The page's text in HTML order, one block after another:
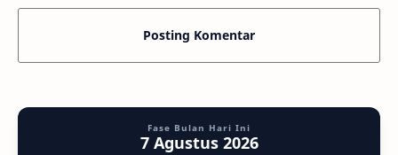
Posting Komentar
Fase Bulan Hari Ini
7 Agustus 2026